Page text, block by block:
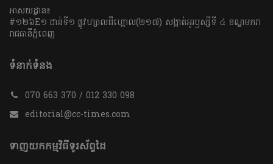
អាសយដ្ឋាន៖
#១២៦E១ ជាន់ទី១ ផ្លូវហ្សាលដឺហ្គោល(២១៧) សង្កាត់អូរឫស្សីទី ៤ ខណ្ឌមករា
រាជធានីភ្នំពេញ
ទំនាក់ទំនង
070 663 370 / 012 330 098
editorial@cc-times.com
ទាញយកកម្មវិធីទូរស័ព្ទដៃ